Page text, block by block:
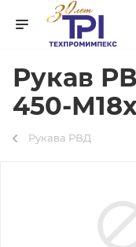
Рукав
450-
Рукава РВД